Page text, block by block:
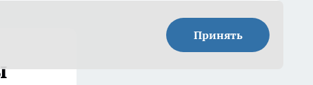
Принять